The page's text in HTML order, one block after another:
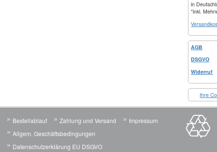
in
*inkl.
AGB
DSGVO
Widerruf
Ihre
Bestellablauf Zahlung und Versand
Impressum
Allgem. Geschäftsbedingungen
Datenschutzerklärung EU DSGVO